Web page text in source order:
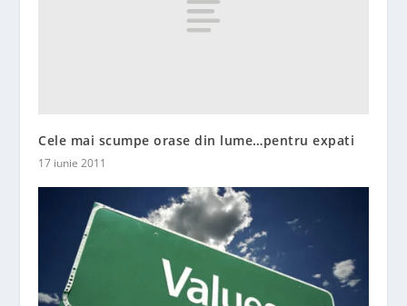
Cele mai scumpe orase din lume…pentru expati
17 iunie 2011